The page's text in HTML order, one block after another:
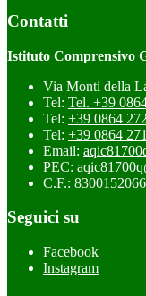
Contatti
Istituto Comprensivo
Via Monti della
Tel: Tel. +39
Tel: +39 0864
Tel: +39 0864
Email:
PEC:
C.F.:
Seguici su
Facebook
Instagram